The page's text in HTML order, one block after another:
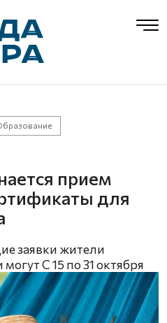
прием
для
заявки жители
С 15 по 31 октября